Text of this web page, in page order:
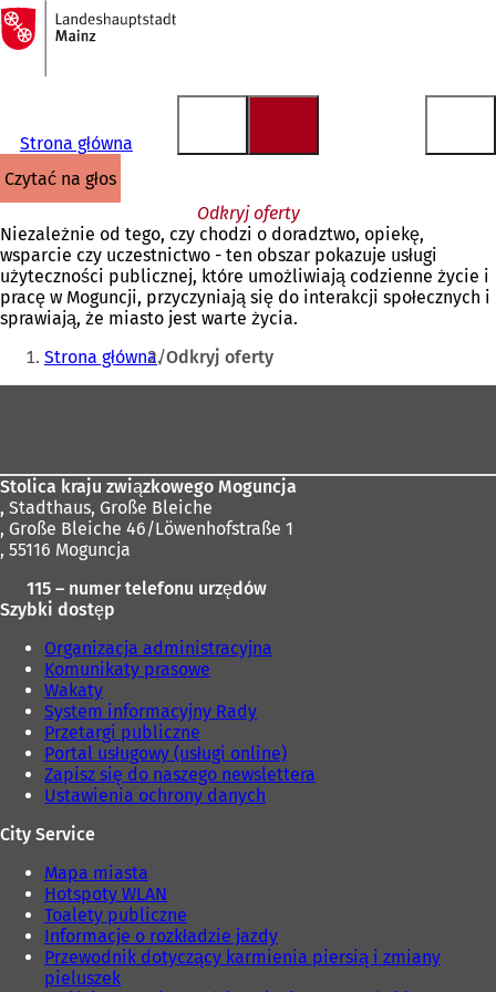
Przejdź do treści
Do
strony
głównej
Strona główna
czytać na głos
Odkryj oferty
Niezależnie od tego, czy chodzi o doradztwo, opiekę,
wsparcie czy uczestnictwo - ten obszar pokazuje usługi
użyteczności publicznej, które umożliwiają codzienne życie i
pracę w Moguncji, przyczyniają się do interakcji społecznych i
sprawiają, że miasto jest warte życia.
Jesteś
tutaj:
Strona główna Odkryj oferty
Stolica kraju związkowego Moguncja
, Stadthaus, Große Bleiche
, Große Bleiche 46/Löwenhofstraße 1
, 55116 Moguncja
115 – numer telefonu urzędów
Szybki dostęp
Organizacja administracyjna
Komunikaty prasowe
Wakaty
System informacyjny Rady
Przetargi publiczne
Portal usługowy (usługi online)
Zapisz się do naszego newslettera
Ustawienia ochrony danych
City Service
Mapa miasta
Hotspoty WLAN
Toalety publiczne
Informacje o rozkładzie jazdy
Przewodnik dotyczący karmienia piersią i zmiany
pieluszek